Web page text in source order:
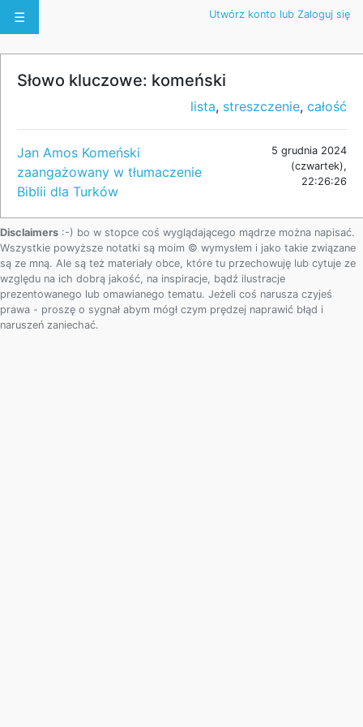
☰ Utwórz konto lub Zaloguj się
Słowo kluczowe: komeński
lista, streszczenie, całość
Jan Amos Komeński
zaangażowany w tłumaczenie
Biblii dla Turków
5 grudnia 2024
(czwartek),
22:26:26
Disclaimers :-) bo w stopce coś wyglądającego mądrze można napisać.
Wszystkie powyższe notatki są moim © wymysłem i jako takie związane
są ze mną. Ale są też materiały obce, które tu przechowuję lub cytuje ze
względu na ich dobrą jakość, na inspiracje, bądź ilustracje
prezentowanego lub omawianego tematu. Jeżeli coś narusza czyjeś
prawa - proszę o sygnał abym mógł czym prędzej naprawić błąd i
naruszeń zaniechać.